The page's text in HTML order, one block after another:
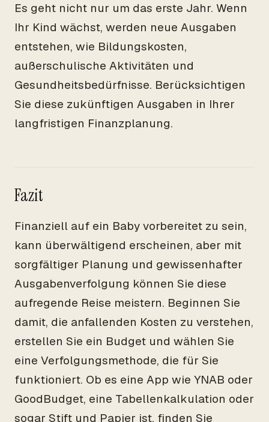
Es geht nicht nur um das erste Jahr. Wenn
Ihr Kind wächst, werden neue Ausgaben
entstehen, wie Bildungskosten,
außerschulische Aktivitäten und
Gesundheitsbedürfnisse. Berücksichtigen
Sie diese zukünftigen Ausgaben in Ihrer
langfristigen Finanzplanung.
Fazit
Finanziell auf ein Baby vorbereitet zu sein,
kann überwältigend erscheinen, aber mit
sorgfältiger Planung und gewissenhafter
Ausgabenverfolgung können Sie diese
aufregende Reise meistern. Beginnen Sie
damit, die anfallenden Kosten zu verstehen,
erstellen Sie ein Budget und wählen Sie
eine Verfolgungsmethode, die für Sie
funktioniert. Ob es eine App wie YNAB oder
GoodBudget, eine Tabellenkalkulation oder
sogar Stift und Papier ist, finden Sie